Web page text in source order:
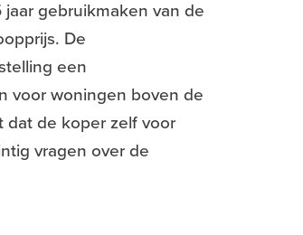
gebruikmaken van de
De
een
voor woningen boven de
dat de koper zelf voor
vragen over de